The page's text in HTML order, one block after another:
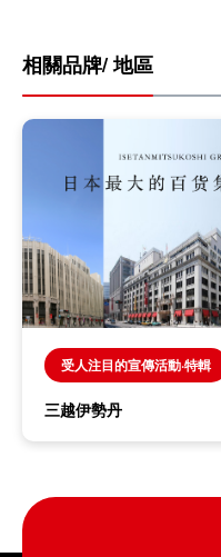
相關品牌/ 地區
受人注目的宣傳活動·特輯
三越伊勢丹